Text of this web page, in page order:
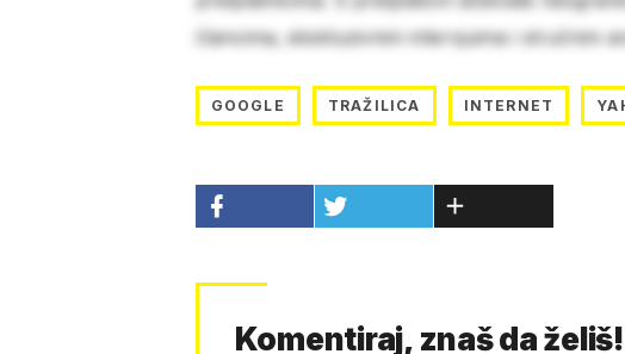
člancima, ekskluzivnim intervjuima i stručnim
GOOGLE TRAŽILICA INTERNET
Komentiraj, znaš da želiš!